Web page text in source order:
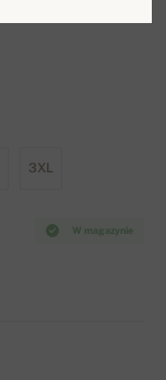
3XL
W magazynie